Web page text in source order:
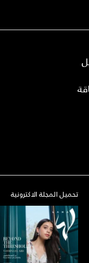
تحميل المجلة الاكترونية